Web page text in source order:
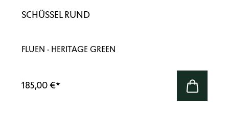
SCHÜSSEL RUND
FLUEN · HERITAGE GREEN
185,00 €*